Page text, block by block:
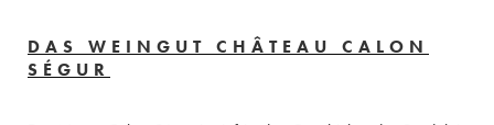
DAS WEINGUT CHÂTEAU CALON
SÉGUR